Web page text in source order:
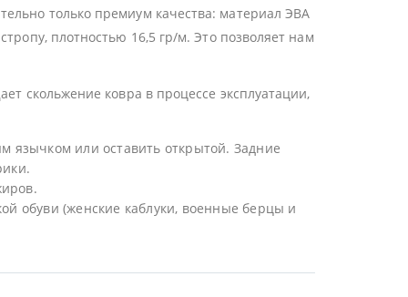
только премиум качества: материал ЭВА
плотностью 16,5 гр/м. Это позволяет нам
скольжение ковра в процессе эксплуатации,
язычком или оставить открытой. Задние
обуви (женские каблуки, военные берцы и